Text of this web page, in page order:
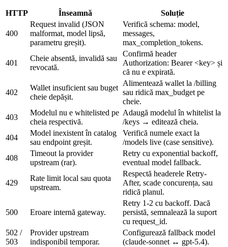
HTTP Înseamnă Soluție
400
Request invalid (JSON
malformat, model lipsă,
parametru greșit).
Verifică schema: model,
messages,
max_completion_tokens.
401
Cheie absentă, invalidă sau
revocată.
Confirmă header
Authorization: Bearer <key> și
că nu e expirată.
402
Wallet insuficient sau buget
cheie depășit.
Alimentează wallet la /billing
sau ridică max_budget pe
cheie.
403
Modelul nu e whitelisted pe
cheia respectivă.
Adaugă modelul în whitelist la
/keys → editează cheia.
404
Model inexistent în catalog
sau endpoint greșit.
Verifică numele exact la
/models live (case sensitive).
408
Timeout la provider
upstream (rar).
Retry cu exponential backoff,
eventual model fallback.
429
Rate limit local sau quota
upstream.
Respectă headerele Retry-
After, scade concurența, sau
ridică planul.
500 Eroare internă gateway.
Retry 1-2 cu backoff. Dacă
persistă, semnalează la suport
cu request_id.
502 /
503
Provider upstream
indisponibil temporar.
Configurează fallback model
(claude-sonnet ↔ gpt-5.4).